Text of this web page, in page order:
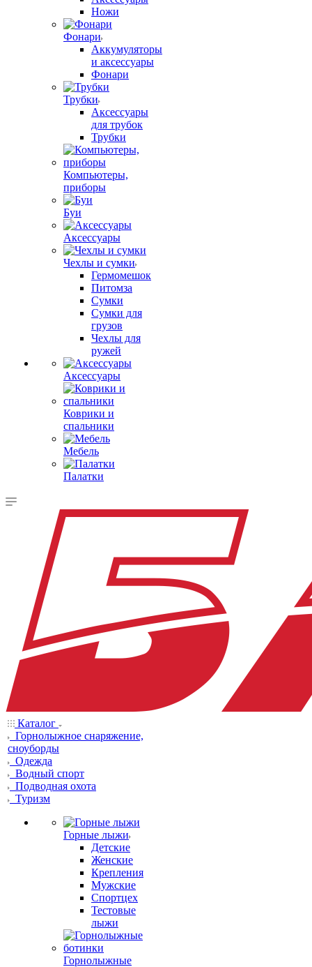
Ножи
Фонари
Аккумуляторы
и аксессуары
Фонари
Трубки
Аксессуары
для трубок
Трубки
Компьютеры,
приборы
Буи
Аксессуары
Чехлы и сумки
Гермомешок
Питомза
Сумки
Сумки для
грузов
Чехлы для
ружей
Аксессуары
Коврики и
спальники
Мебель
Палатки
Каталог
Горнолыжное снаряжение,
сноуборды
Одежда
Водный спорт
Подводная охота
Туризм
Горные лыжи
Детские
Женские
Крепления
Мужские
Спортцех
Тестовые
лыжи
Горнолыжные